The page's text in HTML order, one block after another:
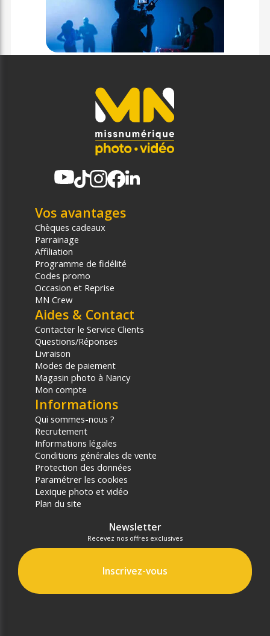
Vos avantages
Chèques cadeaux
Parrainage
Affiliation
Programme de fidélité
Codes promo
Occasion et Reprise
MN Crew
Aides & Contact
Contacter le Service Clients
Questions/Réponses
Livraison
Modes de paiement
Magasin photo à Nancy
Mon compte
Informations
Qui sommes-nous ?
Recrutement
Informations légales
Conditions générales de vente
Protection des données
Paramétrer les cookies
Lexique photo et vidéo
Plan du site
Newsletter
Recevez nos offres exclusives
Inscrivez-vous